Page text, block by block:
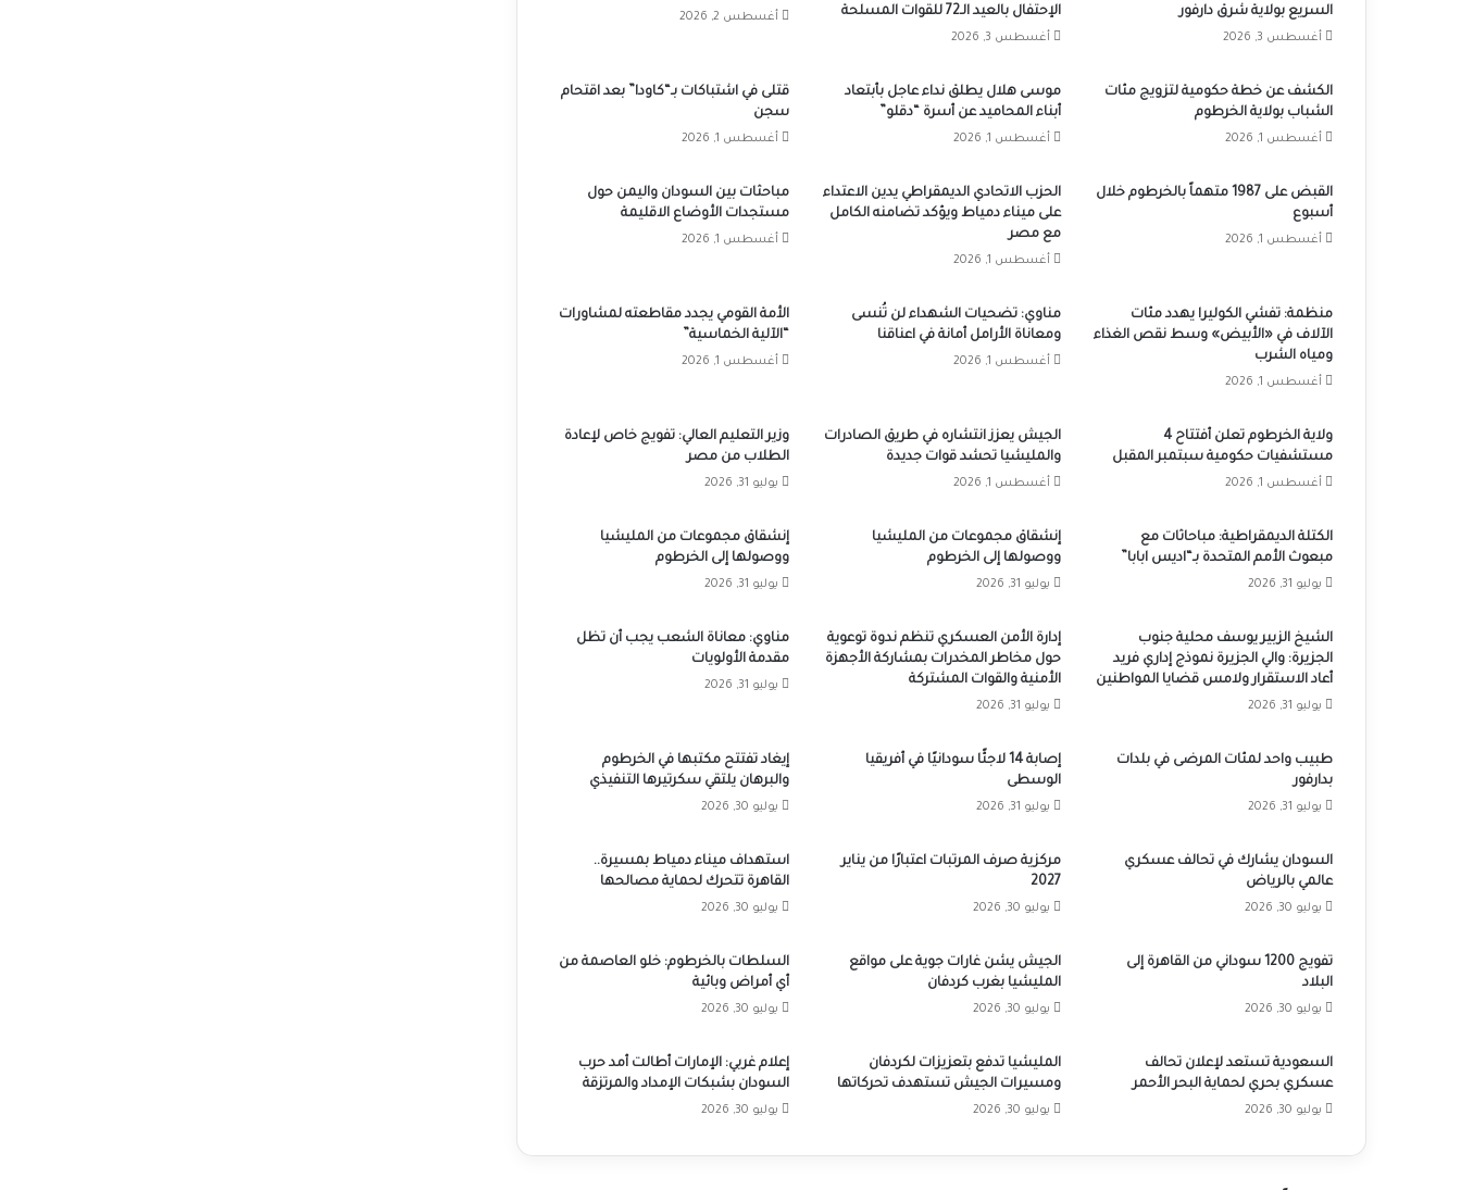
السريع بولاية شرق دارفور
أغسطس 3, 2026
الإحتفال بالعيد الـ72 للقوات المسلحة
أغسطس 3, 2026
أغسطس 2, 2026
الكشف عن خطة حكومية لتزويج مئات
الشباب بولاية الخرطوم
أغسطس 1, 2026
موسى هلال يطلق نداء عاجل بأبتعاد
أبناء المحاميد عن أسرة “دقلو”
أغسطس 1, 2026
قتلى في اشتباكات بـ“كاودا” بعد اقتحام
سجن
أغسطس 1, 2026
القبض على 1987 متهماً بالخرطوم خلال
أسبوع
أغسطس 1, 2026
الحزب الاتحادي الديمقراطي يدين الاعتداء
على ميناء دمياط ويؤكد تضامنه الكامل
مع مصر
أغسطس 1, 2026
مباحثات بين السودان واليمن حول
مستجدات الأوضاع الاقليمة
أغسطس 1, 2026
منظمة: تفشي الكوليرا يهدد مئات
الآلاف في «الأبيض» وسط نقص الغذاء
ومياه الشرب
أغسطس 1, 2026
مناوي: تضحيات الشهداء لن تُنسى
ومعاناة الأرامل أمانة في اعناقنا
أغسطس 1, 2026
الأمة القومي يجدد مقاطعته لمشاورات
“الآلية الخماسية”
أغسطس 1, 2026
ولاية الخرطوم تعلن أفتتاح 4
مستشفيات حكومية سبتمبر المقبل
أغسطس 1, 2026
الجيش يعزز انتشاره في طريق الصادرات
والمليشيا تحشد قوات جديدة
أغسطس 1, 2026
وزير التعليم العالي: تفويج خاص لإعادة
الطلاب من مصر
يوليو 31, 2026
الكتلة الديمقراطية: مباحاثات مع
مبعوث الأمم المتحدة بـ“اديس ابابا”
يوليو 31, 2026
إنشقاق مجموعات من المليشيا
ووصولها إلى الخرطوم
يوليو 31, 2026
إنشقاق مجموعات من المليشيا
ووصولها إلى الخرطوم
يوليو 31, 2026
الشيخ الزبير يوسف محلية جنوب
الجزيرة: والي الجزيرة نموذج إداري فريد
أعاد الاستقرار ولامس قضايا المواطنين
يوليو 31, 2026
إدارة الأمن العسكري تنظم ندوة توعوية
حول مخاطر المخدرات بمشاركة الأجهزة
الأمنية والقوات المشتركة
يوليو 31, 2026
مناوي: معاناة الشعب يجب أن تظل
مقدمة الأولويات
يوليو 31, 2026
طبيب واحد لمئات المرضى في بلدات
بدارفور
يوليو 31, 2026
إصابة 14 لاجئًا سودانيًا في أفريقيا
الوسطى
يوليو 31, 2026
إيغاد تفتتح مكتبها في الخرطوم
والبرهان يلتقي سكرتيرها التنفيذي
يوليو 30, 2026
السودان يشارك في تحالف عسكري
عالمي بالرياض
يوليو 30, 2026
مركزية صرف المرتبات اعتبارًا من يناير
2027
يوليو 30, 2026
استهداف ميناء دمياط بمسيرة..
القاهرة تتحرك لحماية مصالحها
يوليو 30, 2026
تفويج 1200 سوداني من القاهرة إلى
البلاد
يوليو 30, 2026
الجيش يشن غارات جوية على مواقع
المليشيا بغرب كردفان
يوليو 30, 2026
السلطات بالخرطوم: خلو العاصمة من
أي أمراض وبائية
يوليو 30, 2026
السعودية تستعد لإعلان تحالف
عسكري بحري لحماية البحر الأحمر
يوليو 30, 2026
المليشيا تدفع بتعزيزات لكردفان
ومسيرات الجيش تستهدف تحركاتها
يوليو 30, 2026
إعلام غربي: الإمارات أطالت أمد حرب
السودان بشبكات الإمداد والمرتزقة
يوليو 30, 2026